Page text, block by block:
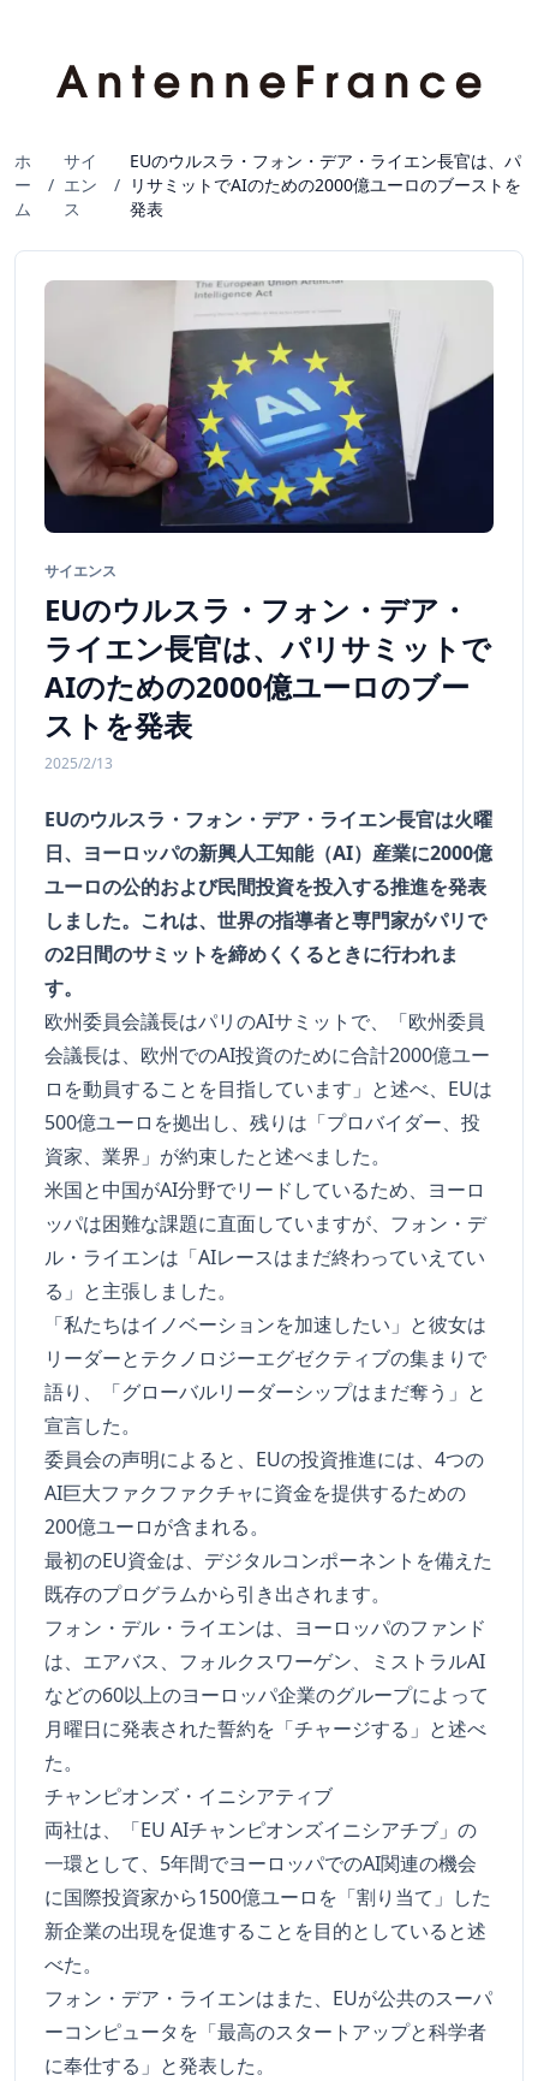
ホ
ー
ム
/
サイ
エン
ス
/
EUのウルスラ・フォン・デア・ライエン長官は、パ
リサミットでAIのための2000億ユーロのブーストを
発表
サイエンス
EUのウルスラ・フォン・デア・
ライエン長官は、パリサミットで
AIのための2000億ユーロのブー
ストを発表
2025/2/13
EUのウルスラ・フォン・デア・ライエン長官は火曜
日、ヨーロッパの新興人工知能（AI）産業に2000億
ユーロの公的および民間投資を投入する推進を発表
しました。これは、世界の指導者と専門家がパリで
の2日間のサミットを締めくくるときに行われま
す。
欧州委員会議長はパリのAIサミットで、「欧州委員
会議長は、欧州でのAI投資のために合計2000億ユー
ロを動員することを目指しています」と述べ、EUは
500億ユーロを拠出し、残りは「プロバイダー、投
資家、業界」が約束したと述べました。
米国と中国がAI分野でリードしているため、ヨーロ
ッパは困難な課題に直面していますが、フォン・デ
ル・ライエンは「AIレースはまだ終わっていえてい
る」と主張しました。
「私たちはイノベーションを加速したい」と彼女は
リーダーとテクノロジーエグゼクティブの集まりで
語り、「グローバルリーダーシップはまだ奪う」と
宣言した。
委員会の声明によると、EUの投資推進には、4つの
AI巨大ファクファクチャに資金を提供するための
200億ユーロが含まれる。
最初のEU資金は、デジタルコンポーネントを備えた
既存のプログラムから引き出されます。
フォン・デル・ライエンは、ヨーロッパのファンド
は、エアバス、フォルクスワーゲン、ミストラルAI
などの60以上のヨーロッパ企業のグループによって
月曜日に発表された誓約を「チャージする」と述べ
た。
チャンピオンズ・イニシアティブ
両社は、「EU AIチャンピオンズイニシアチブ」の
一環として、5年間でヨーロッパでのAI関連の機会
に国際投資家から1500億ユーロを「割り当て」した
新企業の出現を促進することを目的としていると述
べた。
フォン・デア・ライエンはまた、EUが公共のスーパ
ーコンピュータを「最高のスタートアップと科学者
に奉仕する」と発表した。